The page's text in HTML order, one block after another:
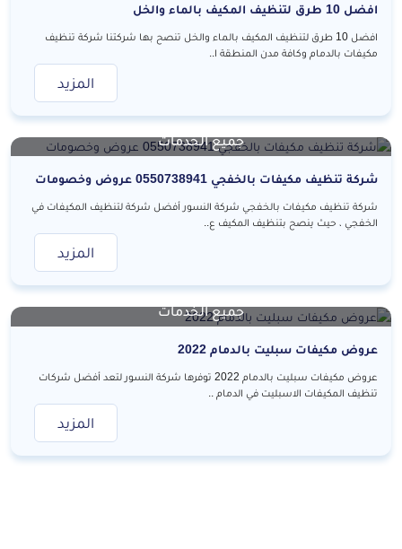
افضل 10 طرق لتنظيف المكيف بالماء والخل
افضل 10 طرق لتنظيف المكيف بالماء والخل تنصح بها شركتنا شركة تنظيف
مكيفات بالدمام وكافة مدن المنطقة ا..
المزيد
جميع الخدمات
شركة تنظيف مكيفات بالخفجي 0550738941 عروض وخصومات
شركة تنظيف مكيفات بالخفجي شركة النسور أفضل شركة لتنظيف المكيفات في
الخفجي ، حيث ينصح بتنظيف المكيف ع..
المزيد
جميع الخدمات
عروض مكيفات سبليت بالدمام 2022
عروض مكيفات سبليت بالدمام 2022 توفرها شركة النسور لتعد أفضل شركات
تنظيف المكيفات الاسبليت في الدمام ..
المزيد